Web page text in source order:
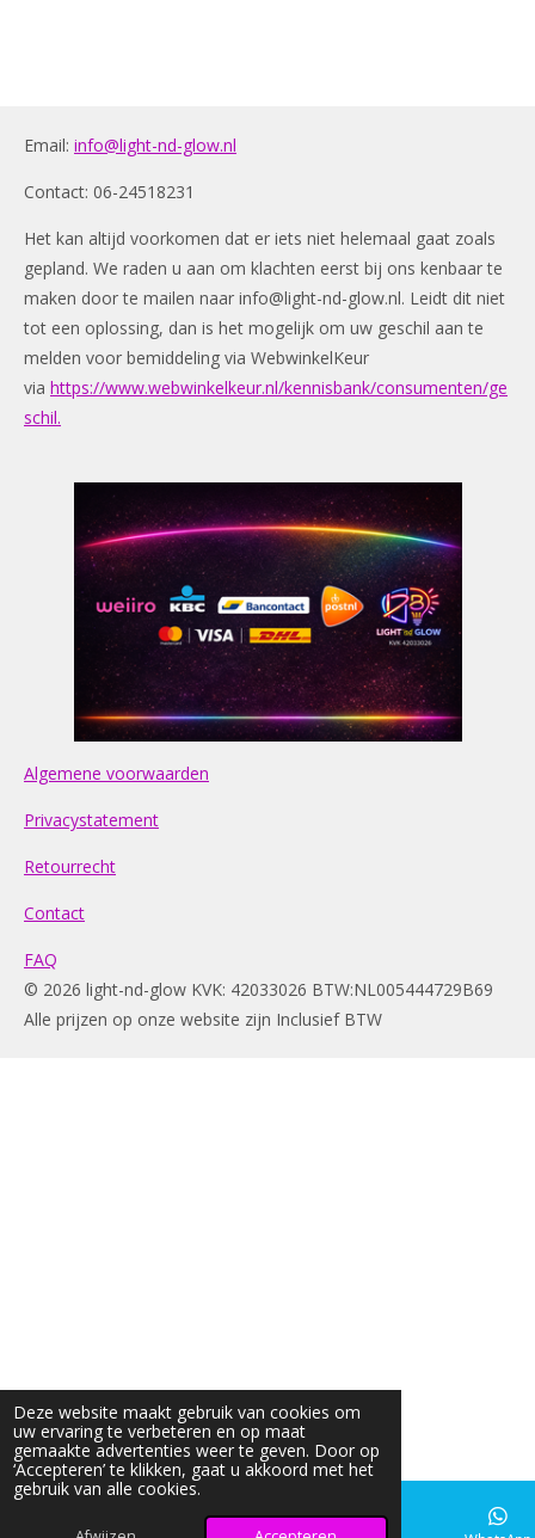
Deze website maakt gebruik van cookies om
uw ervaring te verbeteren en op maat
gemaakte advertenties weer te geven. Door op
‘Accepteren’ te klikken, gaat u akkoord met het
gebruik van alle cookies.
Email: info@light-nd-glow.nl
Contact: 06-24518231
Het kan altijd voorkomen dat er iets niet helemaal gaat zoals
gepland. We raden u aan om klachten eerst bij ons kenbaar te
maken door te mailen naar info@light-nd-glow.nl. Leidt dit niet
tot een oplossing, dan is het mogelijk om uw geschil aan te
melden voor bemiddeling via WebwinkelKeur
via https://www.webwinkelkeur.nl/kennisbank/consumenten/ge
schil.
Algemene voorwaarden
Privacystatement
Retourrecht
Contact
FAQ
© 2026 light-nd-glow KVK: 42033026 BTW:NL005444729B69
Alle prijzen op onze website zijn Inclusief BTW